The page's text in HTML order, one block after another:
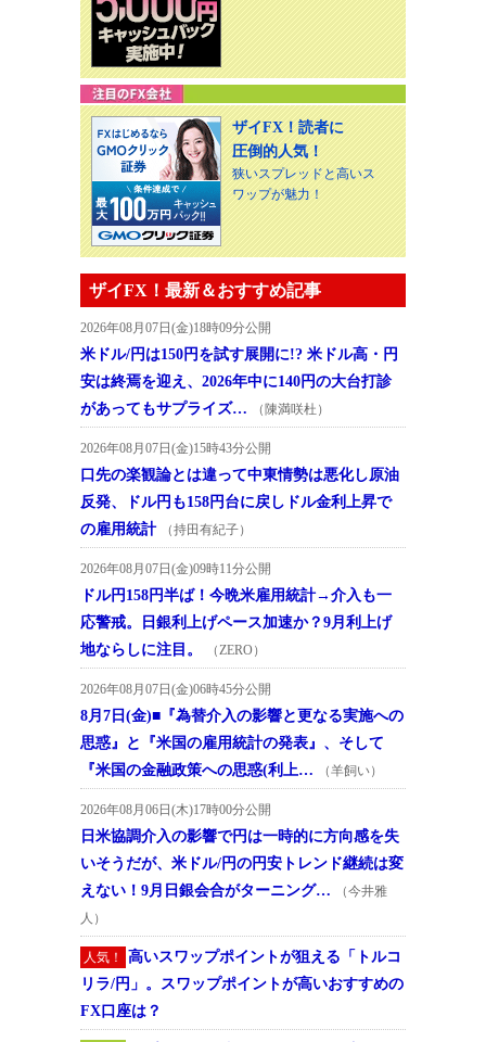
ザイFX！読者に
圧倒的人気！
狭いスプレッドと高いス
ワップが魅力！
ザイFX！最新＆おすすめ記事
2026年08月07日(金)18時09分公開
米ドル/円は150円を試す展開に!? 米ドル高・円
安は終焉を迎え、2026年中に140円の大台打診
があってもサプライズ…
（陳満咲杜）
2026年08月07日(金)15時43分公開
口先の楽観論とは違って中東情勢は悪化し原油
反発、ドル円も158円台に戻しドル金利上昇で
の雇用統計
（持田有紀子）
2026年08月07日(金)09時11分公開
ドル円158円半ば！今晩米雇用統計→介入も一
応警戒。日銀利上げペース加速か？9月利上げ
地ならしに注目。
（ZERO）
2026年08月07日(金)06時45分公開
8月7日(金)■『為替介入の影響と更なる実施への
思惑』と『米国の雇用統計の発表』、そして
『米国の金融政策への思惑(利上…
（羊飼い）
2026年08月06日(木)17時00分公開
日米協調介入の影響で円は一時的に方向感を失
いそうだが、米ドル/円の円安トレンド継続は変
えない！9月日銀会合がターニング…
（今井雅
人）
人気！
高いスワップポイントが狙える「トルコ
リラ/円」。スワップポイントが高いおすすめの
FX口座は？